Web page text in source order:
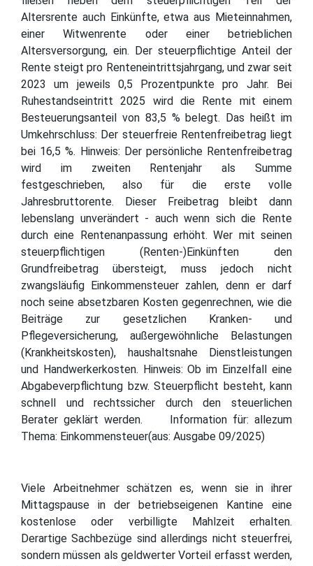
Altersrente auch Einkünfte, etwa aus Mieteinnahmen,
einer Witwenrente oder einer betrieblichen
Altersversorgung, ein. Der steuerpflichtige Anteil der
Rente steigt pro Renteneintrittsjahrgang, und zwar seit
2023 um jeweils 0,5 Prozentpunkte pro Jahr. Bei
Ruhestandseintritt 2025 wird die Rente mit einem
Besteuerungsanteil von 83,5 % belegt. Das heißt im
Umkehrschluss: Der steuerfreie Rentenfreibetrag liegt
bei 16,5 %. Hinweis: Der persönliche Rentenfreibetrag
wird im zweiten Rentenjahr als Summe
festgeschrieben, also für die erste volle
Jahresbruttorente. Dieser Freibetrag bleibt dann
lebenslang unverändert - auch wenn sich die Rente
durch eine Rentenanpassung erhöht. Wer mit seinen
steuerpflichtigen (Renten-)Einkünften den
Grundfreibetrag übersteigt, muss jedoch nicht
zwangsläufig Einkommensteuer zahlen, denn er darf
noch seine absetzbaren Kosten gegenrechnen, wie die
Beiträge zur gesetzlichen Kranken- und
Pflegeversicherung, außergewöhnliche Belastungen
(Krankheitskosten), haushaltsnahe Dienstleistungen
und Handwerkerkosten. Hinweis: Ob im Einzelfall eine
Abgabeverpflichtung bzw. Steuerpflicht besteht, kann
schnell und rechtssicher durch den steuerlichen
Berater geklärt werden. Information für: allezum
Thema: Einkommensteuer(aus: Ausgabe 09/2025)
Viele Arbeitnehmer schätzen es, wenn sie in ihrer
Mittagspause in der betriebseigenen Kantine eine
kostenlose oder verbilligte Mahlzeit erhalten.
Derartige Sachbezüge sind allerdings nicht steuerfrei,
sondern müssen als geldwerter Vorteil erfasst werden,